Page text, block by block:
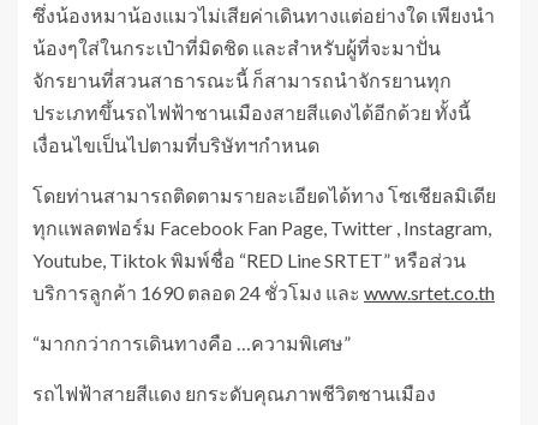
ซึ่งน้องหมาน้องแมวไม่เสียค่าเดินทางแต่อย่างใด เพียงนำ
น้องๆใส่ในกระเป๋าที่มิดชิด และสำหรับผู้ที่จะมาปั่น
จักรยานที่สวนสาธารณะนี้ ก็สามารถนำจักรยานทุก
ประเภทขึ้นรถไฟฟ้าชานเมืองสายสีแดงได้อีกด้วย ทั้งนี้
เงื่อนไขเป็นไปตามที่บริษัทฯกำหนด
โดยท่านสามารถติดตามรายละเอียดได้ทาง โซเชียลมิเดีย
ทุกแพลตฟอร์ม Facebook Fan Page, Twitter , Instagram,
Youtube, Tiktok พิมพ์ชื่อ “RED Line SRTET” หรือส่วน
บริการลูกค้า 1690 ตลอด 24 ชั่วโมง และ www.srtet.co.th
“มากกว่าการเดินทางคือ …ความพิเศษ”
รถไฟฟ้าสายสีแดง ยกระดับคุณภาพชีวิตชานเมือง